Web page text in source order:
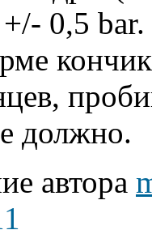
0,5
должно.
автора